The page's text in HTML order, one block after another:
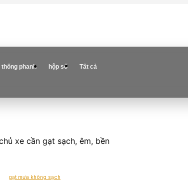
thống phanh hộp số Tất cả
xe cần gạt sạch, êm, bền
gạt mưa không sạch